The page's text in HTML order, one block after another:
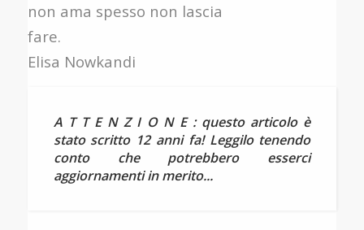
non ama spesso non lascia
fare.
Elisa Nowkandi
A T T E N Z I O N E : questo articolo è
stato scritto 12 anni fa! Leggilo tenendo
conto che potrebbero esserci
aggiornamenti in merito...